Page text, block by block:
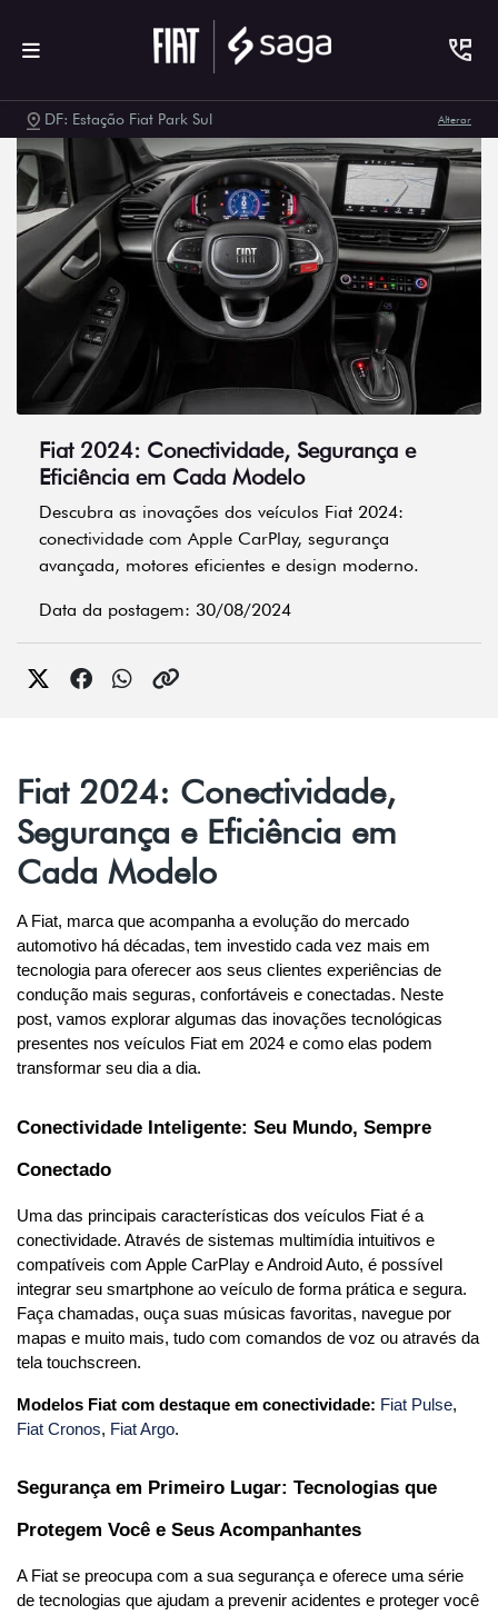
DF: Estação Fiat Park Sul Alterar
Fiat 2024: Conectividade, Segurança e
Eficiência em Cada Modelo
Descubra as inovações dos veículos Fiat 2024:
conectividade com Apple CarPlay, segurança
avançada, motores eficientes e design moderno.
Data da postagem: 30/08/2024
Fiat 2024: Conectividade,
Segurança e Eficiência em
Cada Modelo
A Fiat, marca que acompanha a evolução do mercado
automotivo há décadas, tem investido cada vez mais em
tecnologia para oferecer aos seus clientes experiências de
condução mais seguras, confortáveis e conectadas. Neste
post, vamos explorar algumas das inovações tecnológicas
presentes nos veículos Fiat em 2024 e como elas podem
transformar seu dia a dia.
Conectividade Inteligente: Seu Mundo, Sempre
Conectado
Uma das principais características dos veículos Fiat é a
conectividade. Através de sistemas multimídia intuitivos e
compatíveis com Apple CarPlay e Android Auto, é possível
integrar seu smartphone ao veículo de forma prática e segura.
Faça chamadas, ouça suas músicas favoritas, navegue por
mapas e muito mais, tudo com comandos de voz ou através da
tela touchscreen.
Modelos Fiat com destaque em conectividade: Fiat Pulse
Fiat Cronos, Fiat Argo.
Segurança em Primeiro Lugar: Tecnologias que
Protegem Você e Seus Acompanhantes
A Fiat se preocupa com a sua segurança e oferece uma série
de tecnologias que ajudam a prevenir acidentes e proteger você